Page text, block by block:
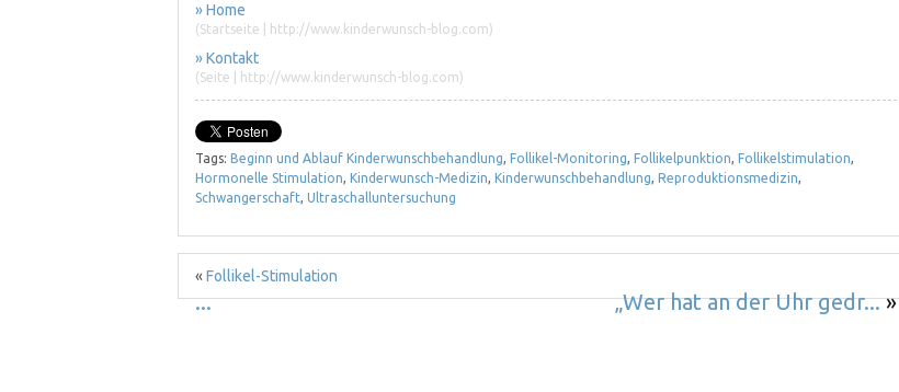
» Home
(Startseite | http://www.kinderwunsch-blog.com)
» Kontakt
(Seite | http://www.kinderwunsch-blog.com)
Tags: Beginn und Ablauf Kinderwunschbehandlung, Follikel-Monitoring, Follikelpunktion, Follikelstimulation,
Hormonelle Stimulation, Kinderwunsch-Medizin, Kinderwunschbehandlung, Reproduktionsmedizin,
Schwangerschaft, Ultraschalluntersuchung
«Follikel-Stimulation
... „Wer hat an der Uhr gedr...»